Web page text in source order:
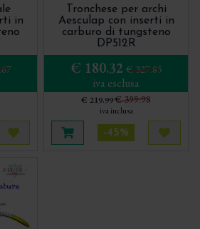
in
Acquista più tardi
Tronchese per archi
Aesculap con inserti in
carburo di tungsteno
DP512R
€ 180.32 € 327.85
iva esclusa
€ 219.99€ 399.98
iva inclusa
Aggiungi al carrello
-45%
chirurgica
Tunnel